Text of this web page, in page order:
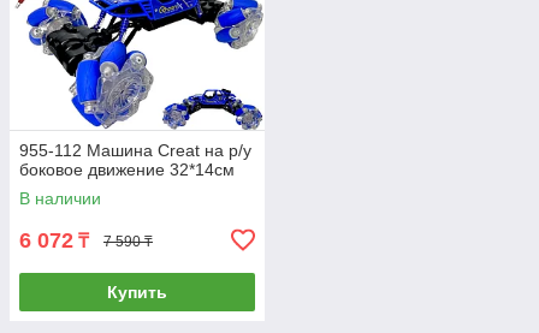
955-112 Машина Creat на р/у
боковое движение 32*14см
В наличии
6 072 ₸ 7 590 ₸
Купить